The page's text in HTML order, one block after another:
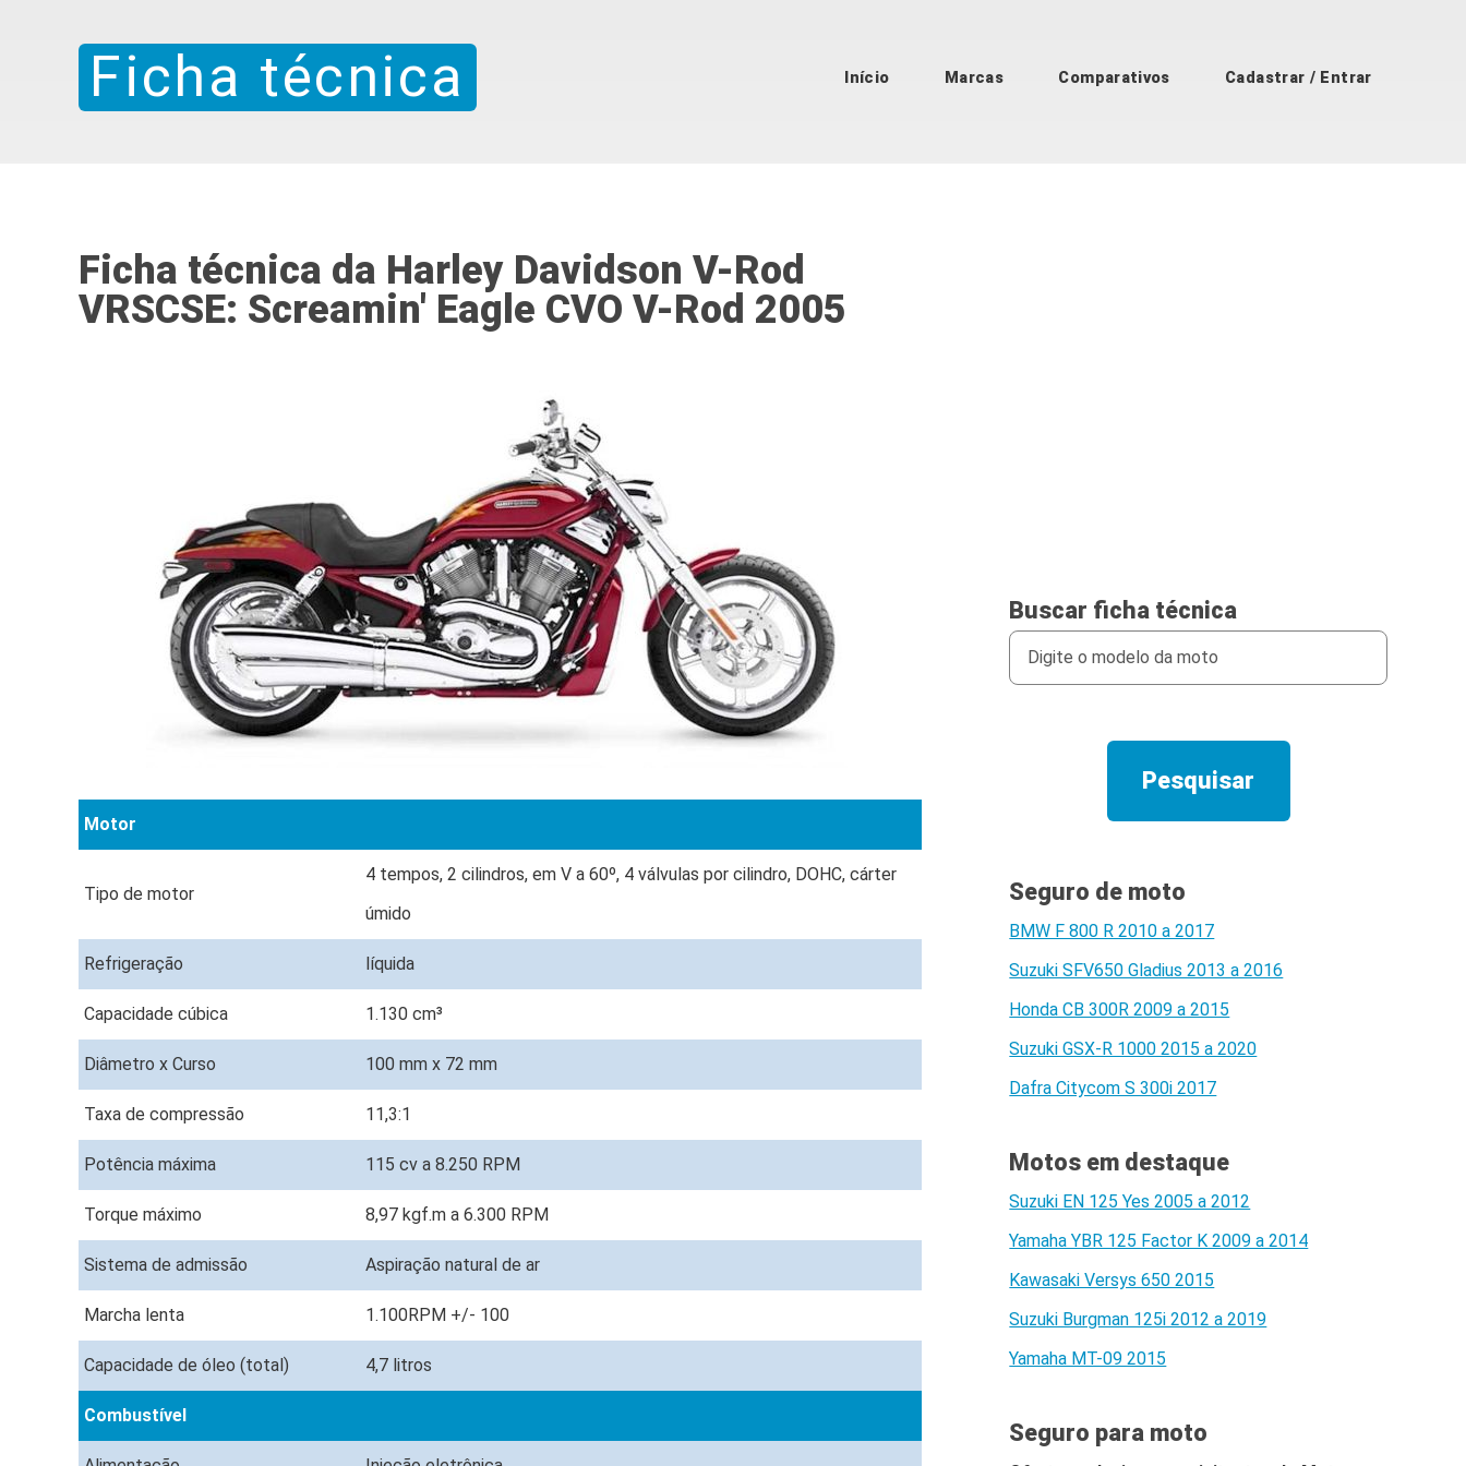
Ficha técnica Início Marcas Comparativos Cadastrar / Entrar
Ficha técnica da Harley Davidson V-Rod
VRSCSE: Screamin' Eagle CVO V-Rod 2005
Motor
Tipo de motor
4 tempos, 2 cilindros, em V a 60º, 4 válvulas por cilindro, DOHC, cárter
úmido
Refrigeração líquida
Capacidade cúbica 1.130 cm³
Diâmetro x Curso 100 mm x 72 mm
Taxa de compressão 11,3:1
Potência máxima 115 cv a 8.250 RPM
Torque máximo 8,97 kgf.m a 6.300 RPM
Sistema de admissão Aspiração natural de ar
Marcha lenta 1.100RPM +/- 100
Capacidade de óleo (total) 4,7 litros
Combustível
Buscar ficha técnica
Seguro de moto
BMW F 800 R 2010 a 2017
Suzuki SFV650 Gladius 2013 a 2016
Honda CB 300R 2009 a 2015
Suzuki GSX-R 1000 2015 a 2020
Dafra Citycom S 300i 2017
Motos em destaque
Suzuki EN 125 Yes 2005 a 2012
Yamaha YBR 125 Factor K 2009 a 2014
Kawasaki Versys 650 2015
Suzuki Burgman 125i 2012 a 2019
Yamaha MT-09 2015
Seguro para moto